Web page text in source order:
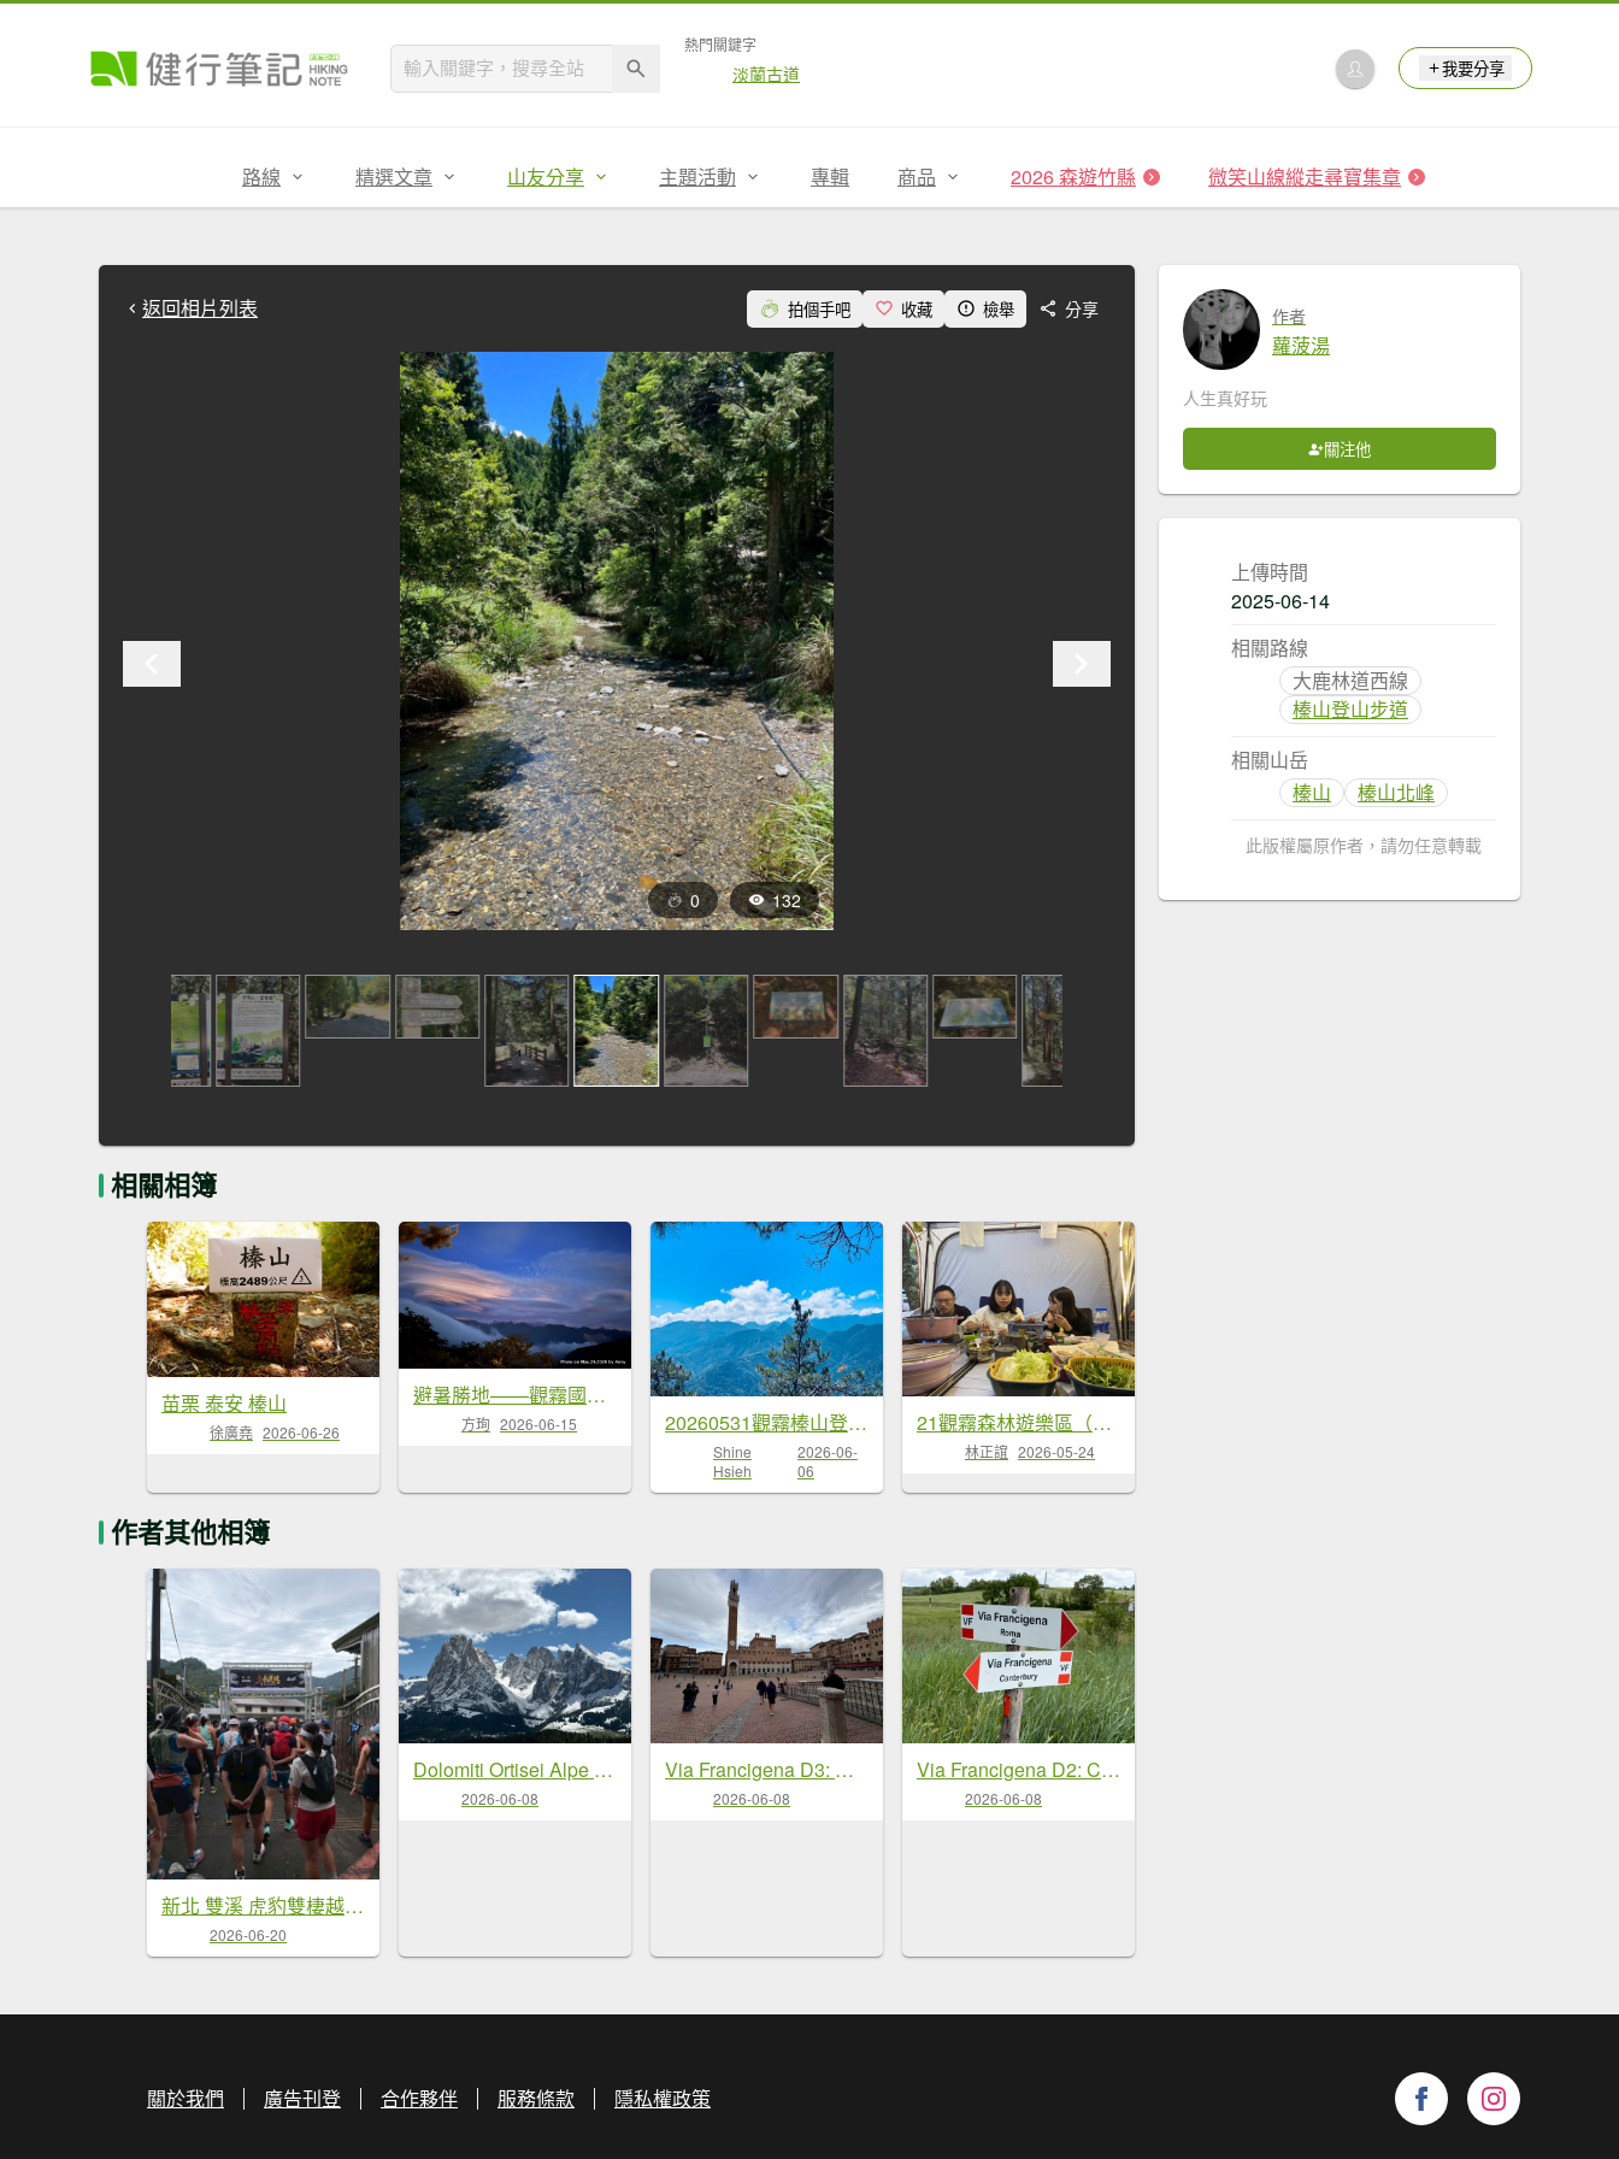
熱門關鍵字
淡蘭古道 我要分享
路線 精選文章 山友分享 主題活動 專輯 商品 2026 森遊竹縣 微笑山線縱走尋寶集章
返回相片列表 拍個手吧 收藏 檢舉 分享
0 132
相關相簿
苗栗 泰安 榛山
徐廣堯 2026-06-26
避暑勝地——觀霧國家公園六條步道完整介紹＋聖稜線＋飛碟雲＋滿天星星(銀河)＋夕照聖稜線＋雪山聖稜線
方珣 2026-06-15 20260531觀霧榛山登山步道（榛山北峰+主峰+環形步道）
Shine
Hsieh
2026-06-
06
21觀霧森林遊樂區（榛山及檜山巨木步道）
林正誼 2026-05-24
作者其他相簿
新北 雙溪 虎豹雙棲越野17K-PART3
2026-06-20
Dolomiti Ortisei Alpe Di Siusi
2026-06-08
Via Francigena D3: monteriggioni-siena
2026-06-08
Via Francigena D2: Colle di Val d’Elsa-Monteriggio
2026-06-08
作者
蘿菠湯
人生真好玩
關注他
上傳時間
2025-06-14
相關路線
大鹿林道西線
榛山登山步道
相關山岳
榛山
榛山北峰
此版權屬原作者，請勿任意轉載
關於我們 廣告刊登 合作夥伴 服務條款 隱私權政策